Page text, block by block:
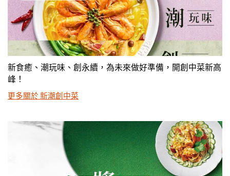
新食癒、潮玩味、創永續，為未來做好準備，開創中菜新高
峰！
更多關於 新潮創中菜